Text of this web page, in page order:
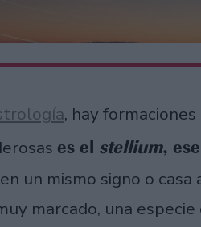
, hay
es el stellium,
un mismo signo o
marcado, una